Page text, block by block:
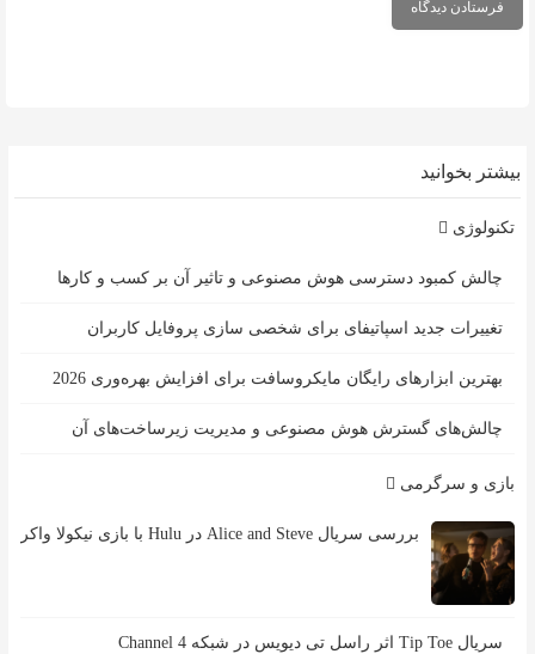
بیشتر بخوانید
تکنولوژی
چالش کمبود دسترسی هوش مصنوعی و تاثیر آن بر کسب و کارها
تغییرات جدید اسپاتیفای برای شخصی سازی پروفایل کاربران
بهترین ابزارهای رایگان مایکروسافت برای افزایش بهره‌وری 2026
چالش‌های گسترش هوش مصنوعی و مدیریت زیرساخت‌های آن
بازی و سرگرمی
بررسی سریال Alice and Steve در Hulu با بازی نیکولا واکر
سریال Tip Toe اثر راسل تی دیویس در شبکه Channel 4